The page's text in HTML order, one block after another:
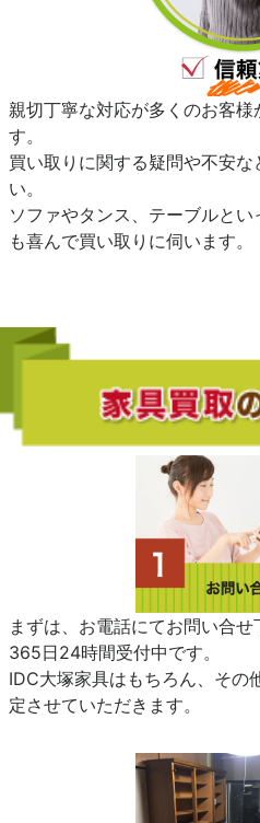
親切丁寧な対応が多くのお客
す。
買い取りに関する疑問や不安
い。
ソファやタンス、テーブルと
も喜んで買い取りに伺います。
まずは、お電話にてお問い合せ
365日24時間受付中です。
IDC大塚家具はもちろん、その
定させていただきます。